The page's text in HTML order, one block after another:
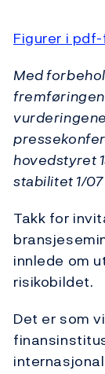
Figurer i
Med
hovedstyret
stabilitet 1/
Takk for
innlede om
risikobildet.
Det er som